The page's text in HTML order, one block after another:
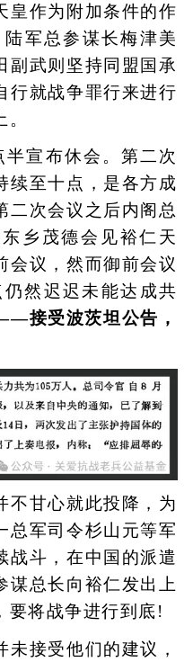
皇作为附加条件的作
军总参谋长梅津美
副武则坚持同盟国承
行就战争罪行来进行
宣布休会。第二次
续至十点，是各方成
二次会议之后内阁总
乡茂德会见裕仁天
会议，然而御前会议
然迟迟未能达成共
接受波茨坦公告，
甘心就此投降，为
总军司令杉山元等军
战斗，在中国的派遣
谋总长向裕仁发出上
要将战争进行到底!
接受他们的建议，